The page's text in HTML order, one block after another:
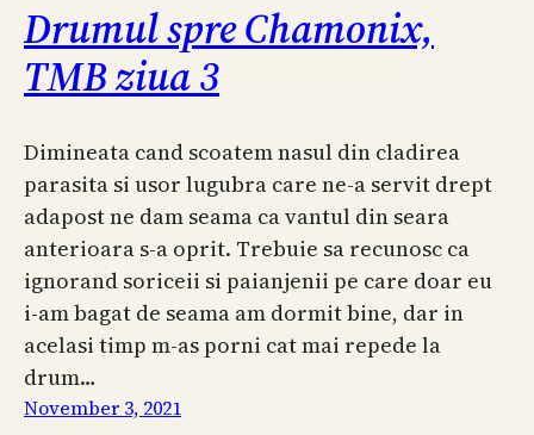
Drumul spre Chamonix,
TMB ziua 3
Dimineata cand scoatem nasul din cladirea
parasita si usor lugubra care ne-a servit drept
adapost ne dam seama ca vantul din seara
anterioara s-a oprit. Trebuie sa recunosc ca
ignorand soriceii si paianjenii pe care doar eu
i-am bagat de seama am dormit bine, dar in
acelasi timp m-as porni cat mai repede la
drum…
November 3, 2021